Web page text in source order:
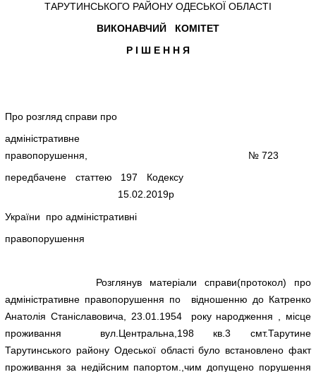
ТАРУТИНСЬКОГО РАЙОНУ ОДЕСЬКОЇ ОБЛАСТІ
ВИКОНАВЧИЙ КОМІТЕТ
Р І Ш Е Н Н Я
Про розгляд справи про
адміністративне
правопорушення, № 723
передбачене статтею 197 Кодексу
15.02.2019р
України про адміністративні
правопорушення
Розглянув матеріали справи(протокол) про
адміністративне правопорушення по відношенню до Катренко
Анатолія Станіславовича, 23.01.1954 року народження , місце
проживання вул.Центральна,198 кв.3 смт.Тарутине
Тарутинського району Одеської області було встановлено факт
проживання за недійсним папортом.,чим допущено порушення